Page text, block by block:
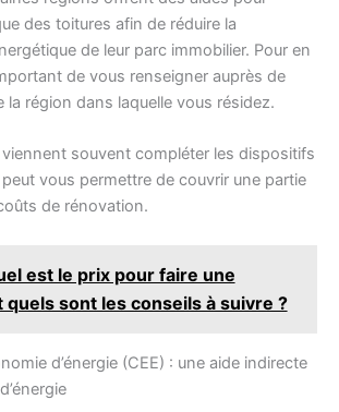
des toitures afin de réduire la
de leur parc immobilier. Pour en
de vous renseigner auprès de
la région dans laquelle vous résidez.
souvent compléter les dispositifs
vous permettre de couvrir une partie
de rénovation.
est le prix pour faire une
sont les conseils à suivre ?
d’énergie (CEE) : une aide indirecte